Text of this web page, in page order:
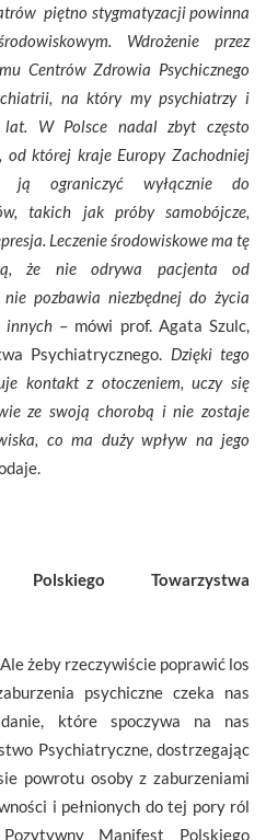
piętno stygmatyzacji powinna
Wdrożenie przez
Centrów Zdrowia Psychicznego
na który my psychiatrzy i
W Polsce nadal zbyt często
od której kraje Europy Zachodniej
ją ograniczyć wyłącznie do
takich jak próby samobójcze,
Leczenie środowiskowe ma tę
że nie odrywa pacjenta od
pozbawia niezbędnej do życia
innych– mówi prof. Agata Szulc,
Psychiatrycznego. Dzięki tego
kontakt z otoczeniem, uczy się
ze swoją chorobą i nie zostaje
co ma duży wpływ na jego
Towarzystwa
żeby rzeczywiście poprawić los
psychiczne czeka nas
które spoczywa na nas
Psychiatryczne, dostrzegając
powrotu osoby z zaburzeniami
i pełnionych do tej pory ról
Pozytywny Manifest Polskiego